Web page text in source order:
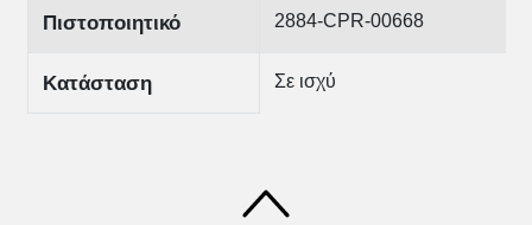
Πιστοποιητικό 2884-CPR-00668
Κατάσταση Σε ισχύ